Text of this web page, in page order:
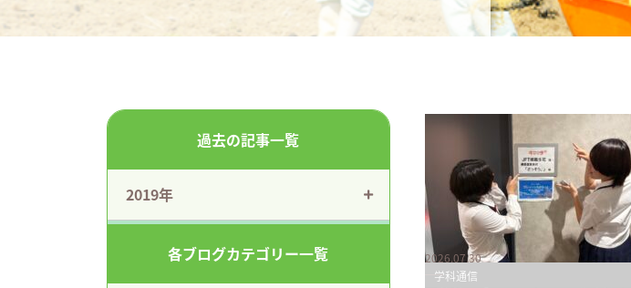
学科通信
2026.07.30
過去の記事一覧
2019年
各ブログカテゴリー一覧